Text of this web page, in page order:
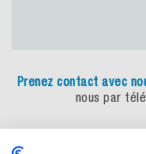
Prenez contact avec
nous par